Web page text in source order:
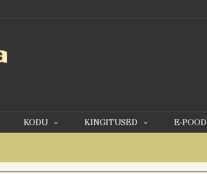
KODU KINGITUSED E-POOD